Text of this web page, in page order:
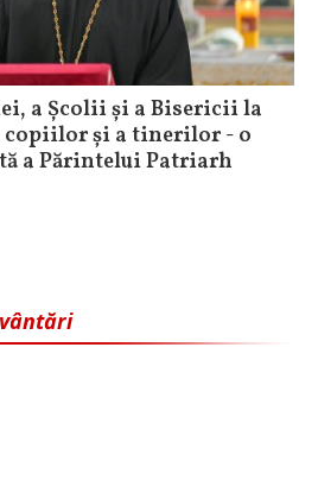
a Școlii și a Bisericii la
copiilor și a tinerilor - o
a Părintelui Patriarh